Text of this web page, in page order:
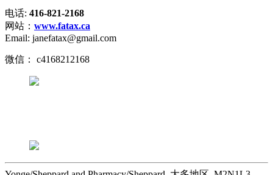
电话: 416-821-2168
网站： www.fatax.ca
Email: janefatax@gmail.com
微信： c4168212168